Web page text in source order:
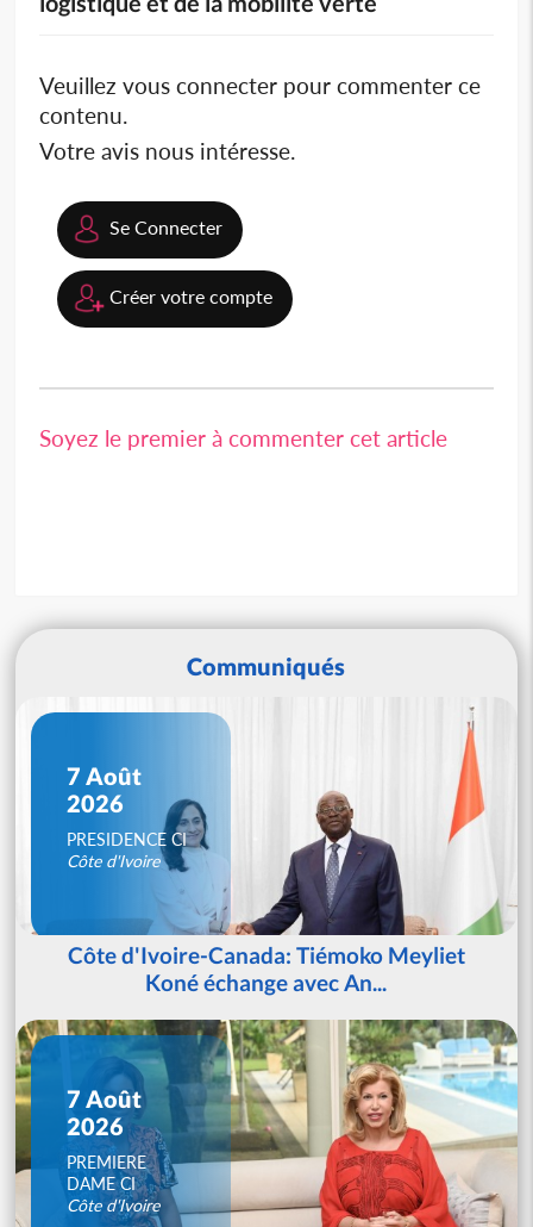
Veuillez vous connecter pour commenter ce
contenu.
Votre avis nous intéresse.
Se Connecter
Créer votre compte
Soyez le premier à commenter cet article
Communiqués
7 Août
2026
PRESIDENCE CI
Côte d'Ivoire
Côte d'Ivoire-Canada: Tiémoko Meyliet
Koné échange avec An...
7 Août
2026
PREMIERE
DAME CI
Côte d'Ivoire